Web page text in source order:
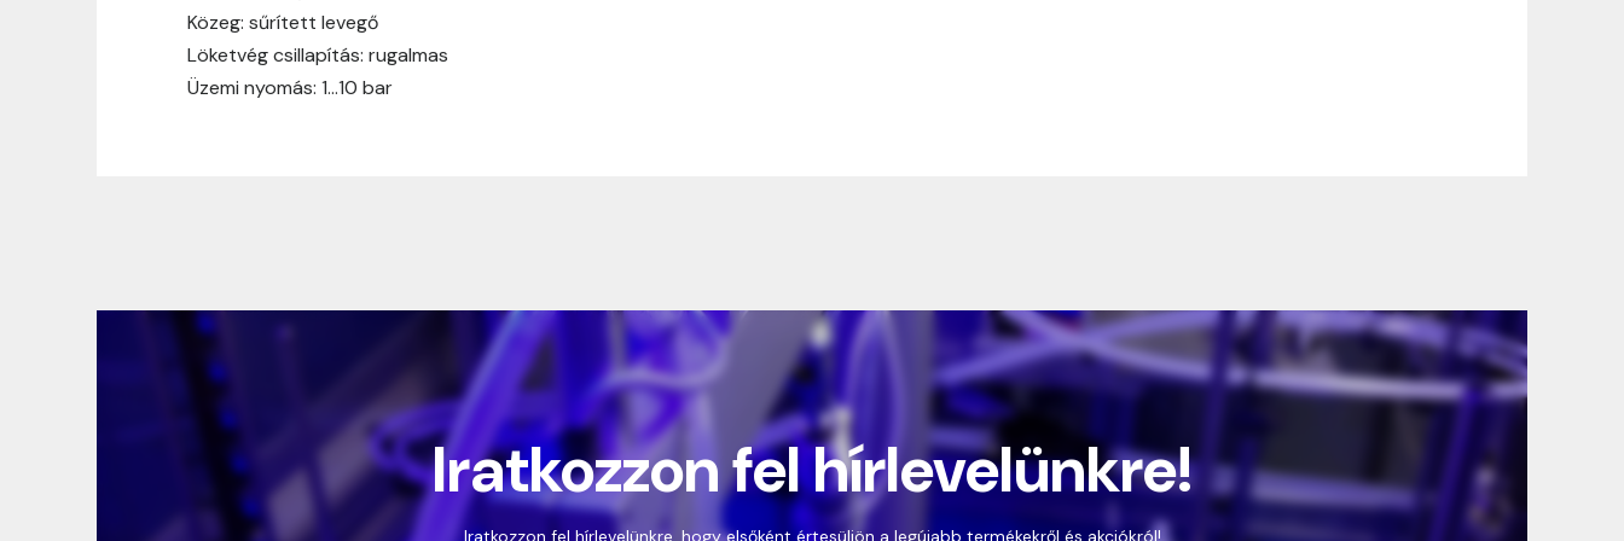
Közeg: sűrített levegő
Löketvég csillapítás: rugalmas
Üzemi nyomás: 1…10 bar
Iratkozzon fel hírlevelünkre!
Iratkozzon fel hírlevelünkre, hogy elsőként értesüljön a legújabb termékekről és akciókról!